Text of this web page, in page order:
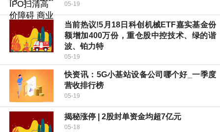
05-19
当前热议!5月18日科创机械ETF嘉实基金份
额增加400万份，重仓股中控技术、绿的谐
波、铂力特
05-19
快资讯：5G小基站设备公司哪个好_一季度
营收排行榜
05-19
揭秘涨停 | 2股封单资金均超7亿元
05-18